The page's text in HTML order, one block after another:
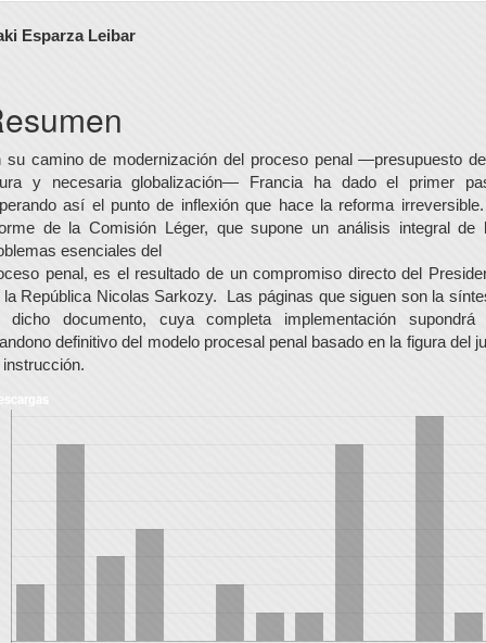
Esparza Leibar
su camino de modernización del proceso penal —presupuesto
y necesaria globalización— Francia ha dado el primer
así el punto de inflexión que hace la reforma
de la Comisión Léger, que supone un análisis integral de
esenciales del
penal, es el resultado de un compromiso directo del
la República Nicolas Sarkozy. Las páginas que siguen son la
dicho documento, cuya completa implementación
definitivo del modelo procesal penal basado en la figura del
instrucción.